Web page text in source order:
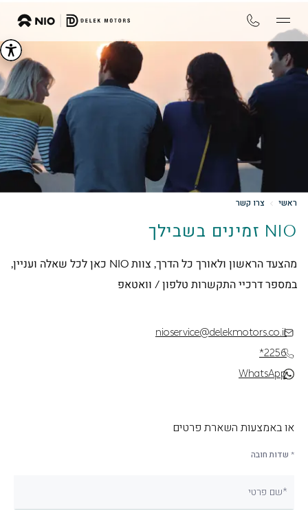
ראשי צרו קשר
NIO זמינים בשבילך
מהצעד הראשון ולאורך כל הדרך, צוות NIO כאן לכל שאלה ועניין,
במספר דרכיי התקשרות טלפון / וואטאפ
WhatsApp
*2256
nioservice@delekmotors.co.il
או באמצעות השארת פרטים
* שדות חובה
שם פרטי*